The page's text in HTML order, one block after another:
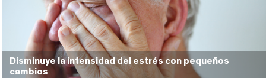
Disminuye la intensidad del estrés con pequeños
cambios